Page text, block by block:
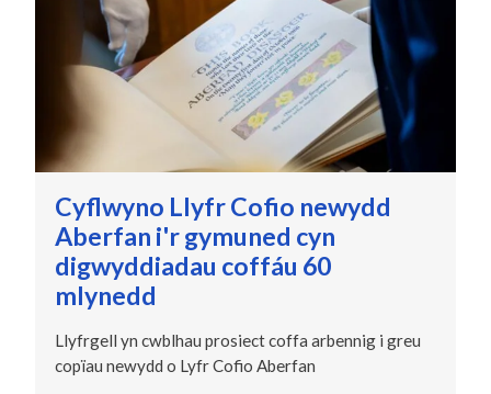
Cyflwyno Llyfr Cofio newydd
Aberfan i'r gymuned cyn
digwyddiadau coffáu 60
mlynedd
Llyfrgell yn cwblhau prosiect coffa arbennig i greu
copïau newydd o Lyfr Cofio Aberfan